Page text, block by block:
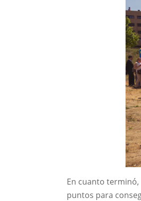
En cuanto
puntos para